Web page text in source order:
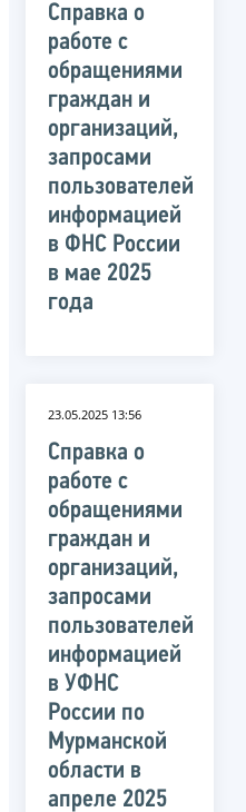
Справка о
работе с
обращениями
граждан и
организаций,
запросами
пользователей
информацией
в ФНС России
в мае 2025
года
23.05.2025 13:56
Справка о
работе с
обращениями
граждан и
организаций,
запросами
пользователей
информацией
в УФНС
России по
Мурманской
области в
апреле 2025